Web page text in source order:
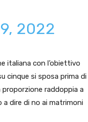
2022
italiana con l’obiettivo
cinque si sposa prima di
raddoppia a
a dire di no ai matrimoni